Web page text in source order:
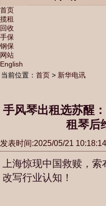
首页
揽租
回收
手保
钢保
网站
English
当前位置： 首页> 新华电讯
手风琴出租选苏醒
租琴后
发表时间:2025/05/21
上海惊现中国救赎，
改写行业认知！